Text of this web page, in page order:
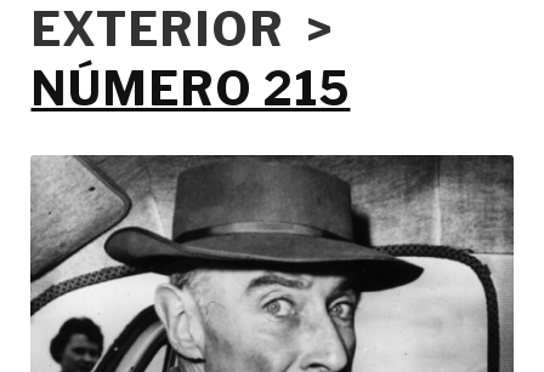
EXTERIOR >
NÚMERO 215